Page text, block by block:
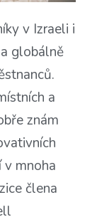
v Izraeli i
globálně
a
znám
mnoha
člena